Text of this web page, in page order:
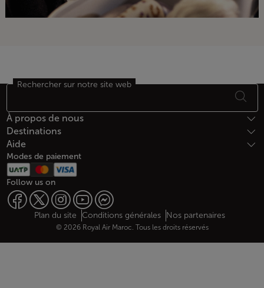
Bas de page Plan du site
Rechercher sur notre site web
À propos de nous
Destinations
Aide
Modes de paiement
Follow us on
Web map links
$Title.getData()
Plan du site Conditions générales Nos partenaires
© 2026 Royal Air Maroc. Tous les droits réservés